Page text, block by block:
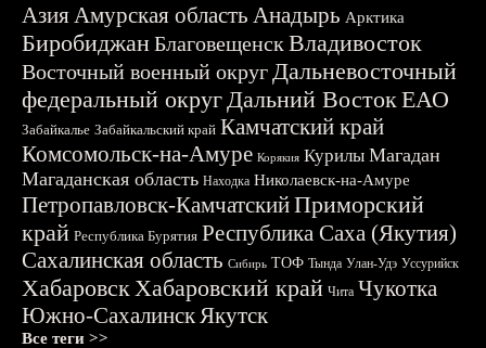
АзияАмурская область Анадырь Арктика
БиробиджанБлаговещенскВладивосток
Восточный военный округДальневосточный
федеральный округДальний ВостокЕАО
Забайкалье Забайкальский край Камчатский край
Комсомольск-на-Амуре Корякия Курилы Магадан
Магаданская область Находка Николаевск-на-Амуре
Петропавловск-КамчатскийПриморский
край Республика Бурятия Республика Саха (Якутия)
Сахалинская область Сибирь ТОФ Тында Улан-Удэ Уссурийск
ХабаровскХабаровский край Чита Чукотка
Южно-СахалинскЯкутск
Все теги >>